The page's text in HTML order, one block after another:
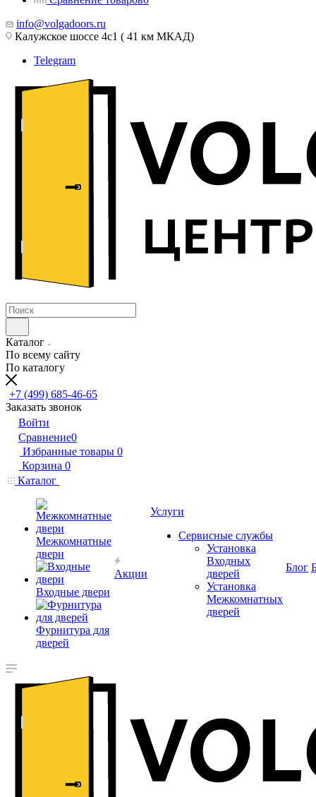
info@volgadoors.ru
Калужское шоссе 4с1 ( 41 км МКАД)
Telegram
Каталог
По всему сайту
По каталогу
+7 (499) 685-46-65
Заказать звонок
Войти
Сравнение0
Избранные товары 0
Корзина 0
Каталог
Межкомнатные
двери
Входные двери
Фурнитура для
дверей
Акции
Услуги
Сервисные службы
Установка
Входных
дверей
Установка
Межкомнатных
дверей
Блог